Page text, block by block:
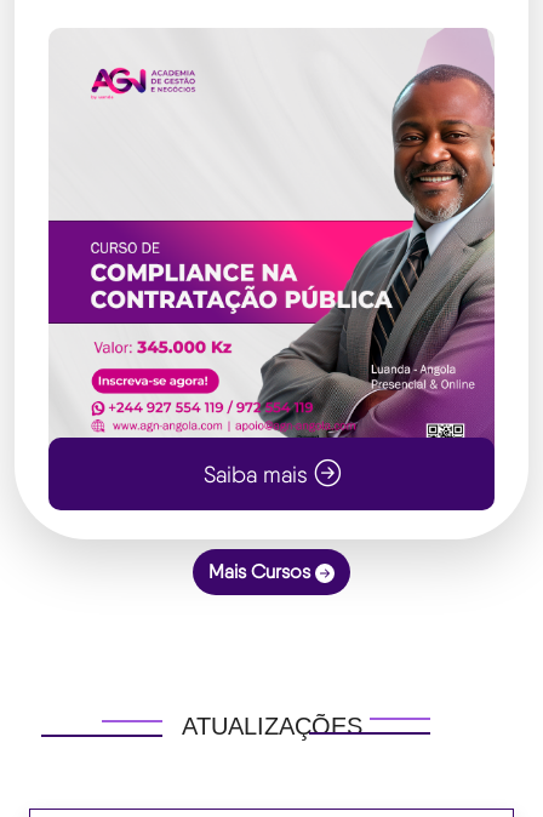
Saiba mais
Mais Cursos
ATUALIZAÇÕES